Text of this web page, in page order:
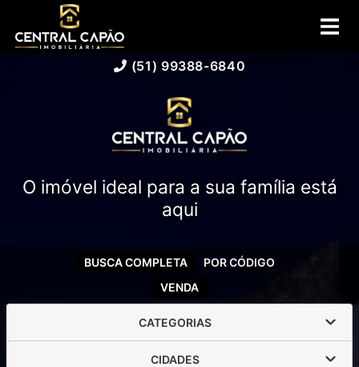
(51) 99388-6840
O imóvel ideal para a sua família está
aqui
VENDA
BUSCA COMPLETA POR CÓDIGO
CATEGORIAS
CIDADES